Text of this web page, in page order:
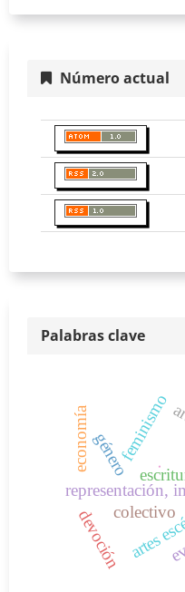
Número actual
Palabras clave
representación,
feminismo
género
artes
colectivo
.
devoción
economía